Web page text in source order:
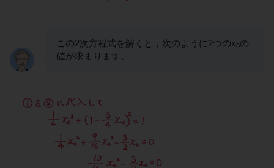
この2次方程式を解くと，次のように2つのx0の
値が求まります。